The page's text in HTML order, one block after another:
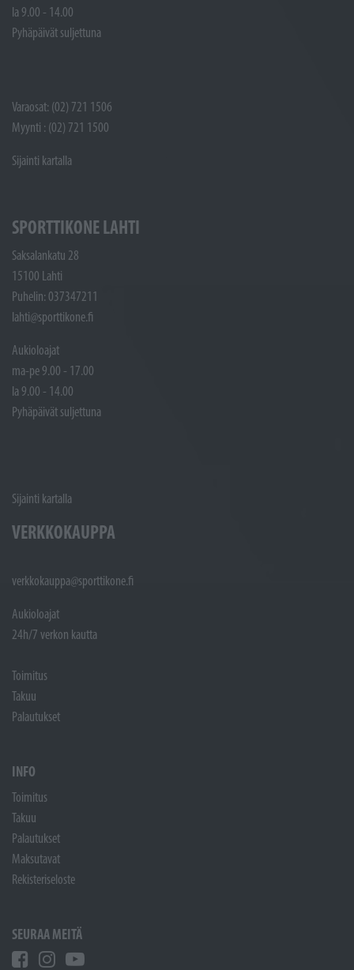
la 9.00 - 14.00
Pyhäpäivät suljettuna
Varaosat: (02) 721 1506
Myynti : (02) 721 1500
Sijainti kartalla
SPORTTIKONE LAHTI
Saksalankatu 28
15100 Lahti
Puhelin: 037347211
lahti@sporttikone.fi
Aukioloajat
ma-pe 9.00 - 17.00
la 9.00 - 14.00
Pyhäpäivät suljettuna
Sijainti kartalla
VERKKOKAUPPA
verkkokauppa@sporttikone.fi
Aukioloajat
24h/7 verkon kautta
Toimitus
Takuu
Palautukset
INFO
Toimitus
Takuu
Palautukset
Maksutavat
Rekisteriseloste
SEURAA MEITÄ